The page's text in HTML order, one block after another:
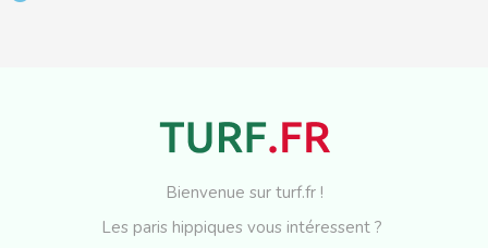
Bienvenue sur turf.fr !
Les paris hippiques vous intéressent ?